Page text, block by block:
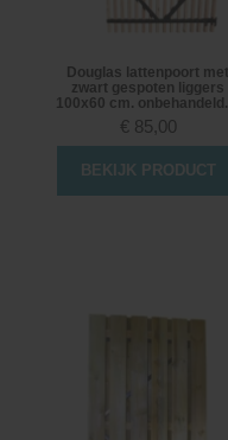
Douglas lattenpoort met
zwart gespoten liggers
100x60 cm.
€ 85,00
BEKIJK PRODUCT